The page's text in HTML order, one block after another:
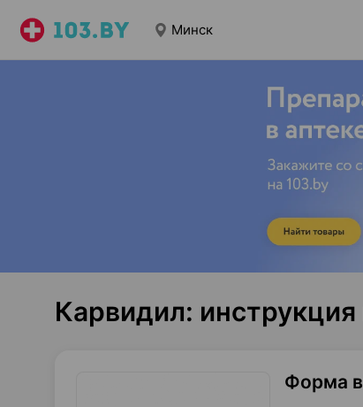
Минск
Карвидил:
Форма